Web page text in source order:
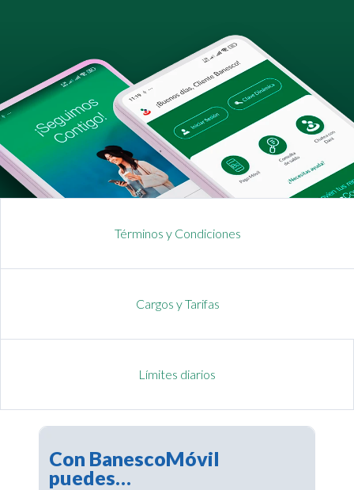
Términos y Condiciones
Cargos y Tarifas
Límites diarios
Con BanescoMóvil
puedes…